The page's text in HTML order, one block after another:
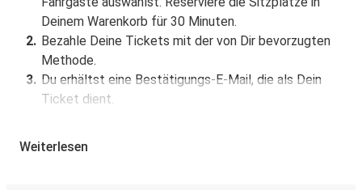
Deinem Warenkorb für 30 Minuten.
Bezahle Deine Tickets mit der von Dir bevorzugten
Methode.
Du erhältst eine Bestätigungs-E-Mail, die als Dein
Ticket dient.
Buchung über die App
Weiterlesen